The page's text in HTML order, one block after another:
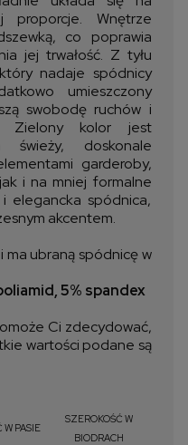
proporcje. Wnętrze
co poprawia
jej trwałość. Z tyłu
nadaje spódnicy
umieszczony
swobodę ruchów i
Zielony kolor jest
świeży, doskonale
garderoby,
i na mniej formalne
elegancka spódnica,
akcentem.
ma ubraną spódnicę w
5% spandex
Ci zdecydować,
wartości podane są
W PASIE
SZEROKOŚĆ W
BIODRACH